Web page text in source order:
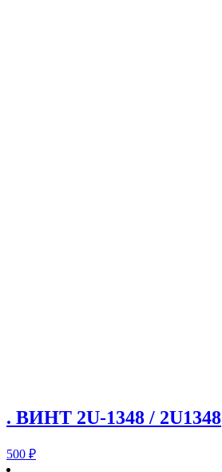
. ВИНТ 2U-1348 / 2U1348
500 ₽